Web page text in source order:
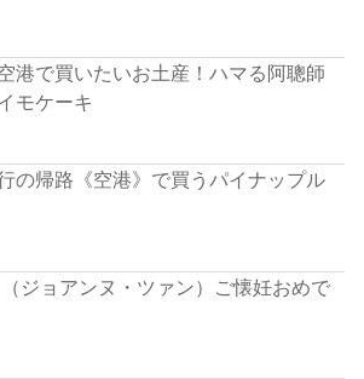
港で買いたいお土産！ハマる阿聰師
モケーキ
の帰路《空港》で買うパイナップル
ジョアンヌ・ツァン）ご懐妊おめで